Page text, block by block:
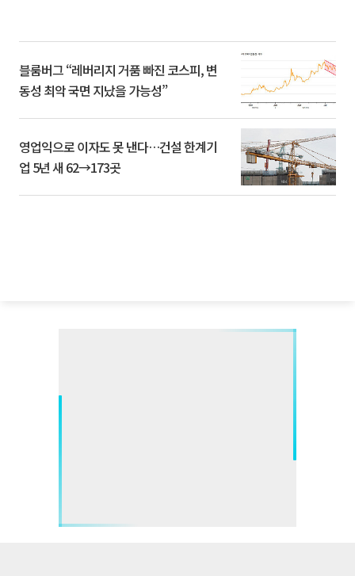
블룸버그 “레버리지 거품 빠진 코스피, 변
동성 최악 국면 지났을 가능성”
영업익으로 이자도 못 낸다…건설 한계기
업 5년 새 62→173곳